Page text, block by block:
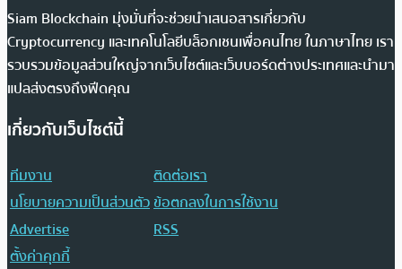
Siam Blockchain มุ่งมั่นที่จะช่วยนำเสนอสารเกี่ยวกับ
Cryptocurrency และเทคโนโลยีบล็อกเชนเพื่อคนไทย ในภาษาไทย เรา
รวบรวมข้อมูลส่วนใหญ่จากเว็บไซต์และเว็บบอร์ดต่างประเทศและนำมา
แปลส่งตรงถึงฟีดคุณ
เกี่ยวกับเว็บไซต์นี้
ทีมงาน
ติดต่อเรา
นโยบายความเป็นส่วนตัวข้อตกลงในการใช้งาน
Advertise
RSS
ตั้งค่าคุกกี้